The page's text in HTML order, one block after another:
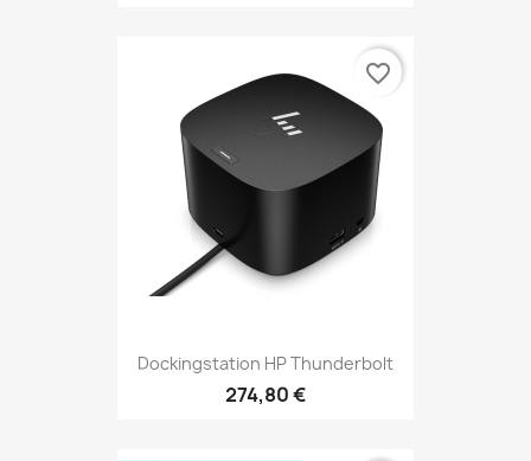
Dockingstation HP Thunderbolt
274,80 €
favorite_border